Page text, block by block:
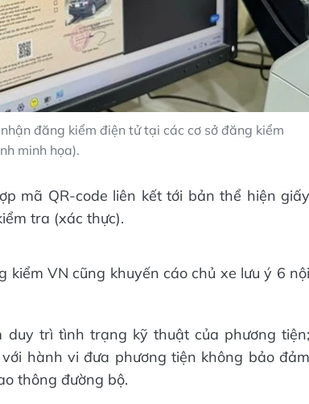
đăng kiểm điện tử tại các cơ sở đăng kiểm
minh họa).
mã QR-code liên kết tới bản thể hiện giấy
tra (xác thực).
VN cũng khuyến cáo chủ xe lưu ý 6 nội
duy trì tình trạng kỹ thuật của phương tiện;
hành vi đưa phương tiện không bảo đảm
thông đường bộ.